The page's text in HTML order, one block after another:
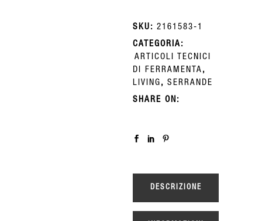
SKU:2161583-1
CATEGORIA:
ARTICOLI TECNICI
DI FERRAMENTA ,
LIVING ,SERRANDE
SHARE ON:
DESCRIZIONE